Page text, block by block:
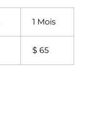
1 Mois
$ 65